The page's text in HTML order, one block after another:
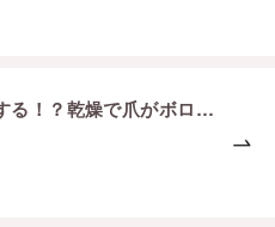
爪も乾燥する！？乾燥で爪がボロボロに…